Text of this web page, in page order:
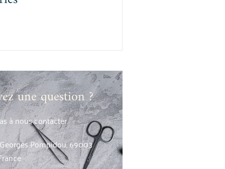
une question ?
à nous contacter
Pompidou, 69003